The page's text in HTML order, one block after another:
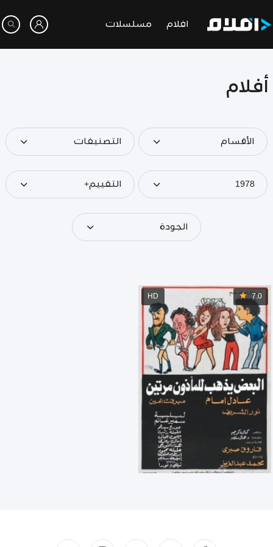
افلام مسلسلات
أفلام
الأقسام التصنيفات
1978 التقييم+
الجودة
7.0
HD